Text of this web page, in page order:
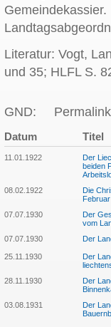
Literatur: Vogt,
und 35; HLFL S.
GND:
Datum Titel
11.01.1922
Der
beiden
08.02.1922
Die
07.07.1930
Der
vom
07.07.1930
Der
25.11.1930
Der
28.11.1930
Der
03.08.1931
Der